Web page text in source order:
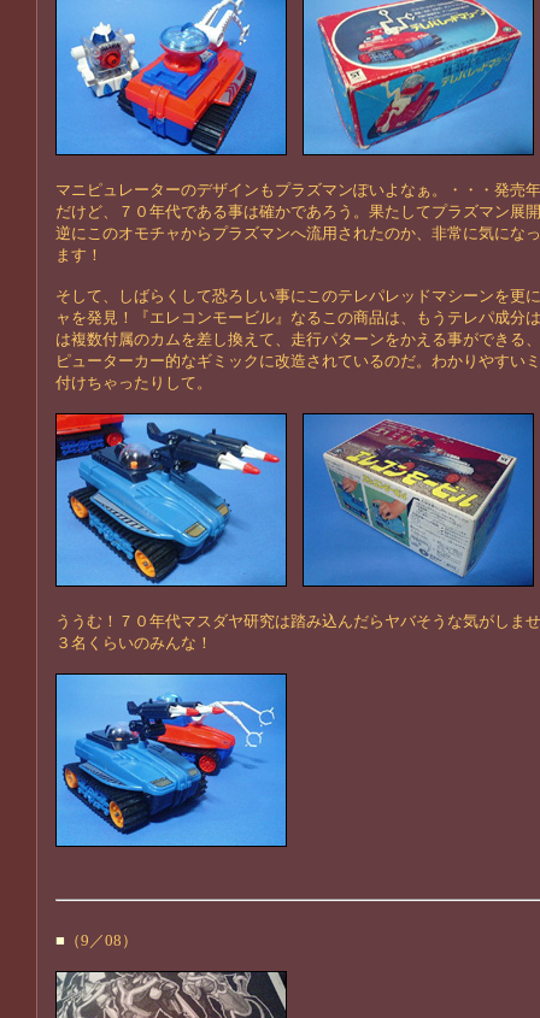
マニピュレーターのデザインもプラズマンぽいよなぁ。・・・発売
だけど、７０年代である事は確かであろう。果たしてプラズマン展
逆にこのオモチャからプラズマンへ流用されたのか、非常に気にな
ます！
そして、しばらくして恐ろしい事にこのテレパレッドマシーンを更
ャを発見！『エレコンモービル』なるこの商品は、もうテレパ成分
は複数付属のカムを差し換えて、走行パターンをかえる事ができる
ピューターカー的なギミックに改造されているのだ。わかりやすい
付けちゃったりして。
ううむ！７０年代マスダヤ研究は踏み込んだらヤバそうな気がしま
３名くらいのみんな！
■ （9／08）